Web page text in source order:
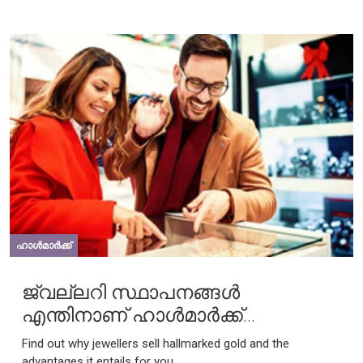
ഹാൾമാർക്ക്
ജ്വല്ലറി സ്ഥാപനങ്ങൾ
എന്തിനാണ് ഹാൾമാർക്ക്
ചെയ്തിട്ടുള്ള സ്വർണം
Find out why jewellers sell hallmarked gold and the